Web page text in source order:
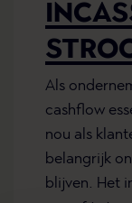
Als
cashflow
nou als
belangrijk
blijven. Het